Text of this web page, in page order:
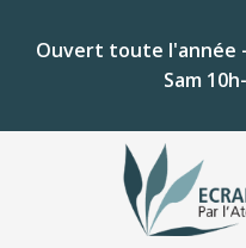
Ouvert toute l'année -
Sam